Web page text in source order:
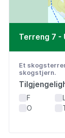
Terreng 7 -
Et
skogstjern.
F L
O